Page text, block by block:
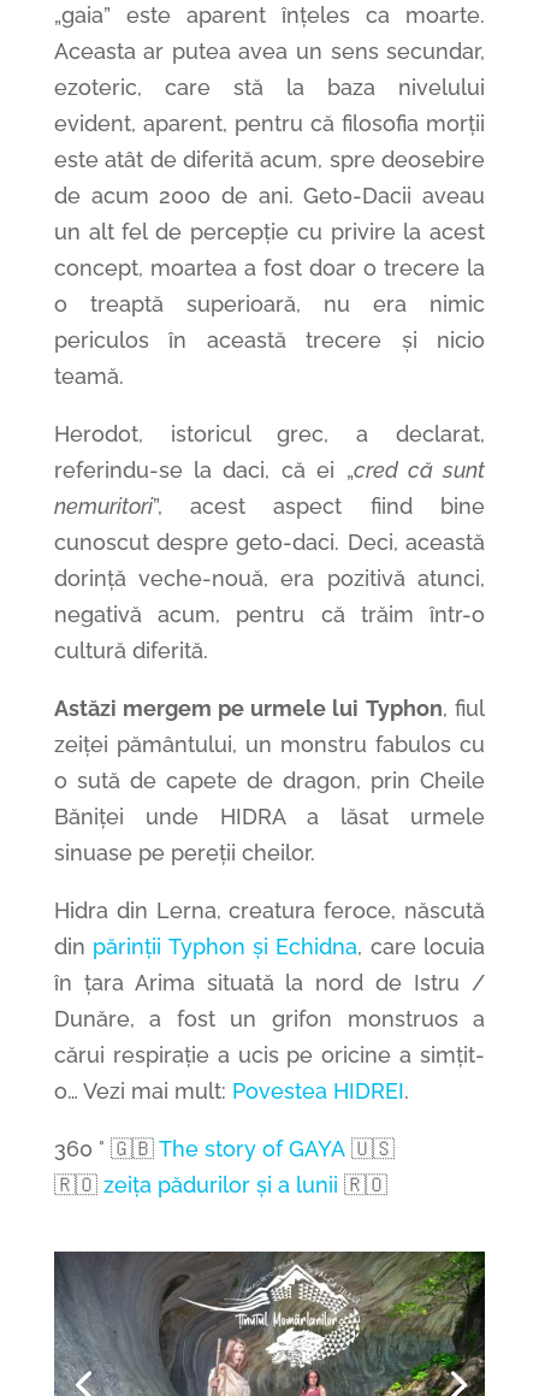
„gaia” este aparent înțeles ca moarte.
Aceasta ar putea avea un sens secundar,
ezoteric, care stă la baza nivelului
evident, aparent, pentru că filosofia morții
este atât de diferită acum, spre deosebire
de acum 2000 de ani. Geto-Dacii aveau
un alt fel de percepție cu privire la acest
concept, moartea a fost doar o trecere la
o treaptă superioară, nu era nimic
periculos în această trecere și nicio
teamă.
Herodot, istoricul grec, a declarat,
referindu-se la daci, că ei „cred că sunt
nemuritori”, acest aspect fiind bine
cunoscut despre geto-daci. Deci, această
dorință veche-nouă, era pozitivă atunci,
negativă acum, pentru că trăim într-o
cultură diferită.
Astăzi mergem pe urmele lui Typhon, fiul
zeiței pământului, un monstru fabulos cu
o sută de capete de dragon, prinCheile
Băniței unde HIDRAa lăsat urmele
sinuase pe pereții cheilor.
Hidra din Lerna, creatura feroce, născută
din părinții Typhon și Echidna, care locuia
în țara Arima situată la nord de Istru /
Dunăre, a fost un grifon monstruos a
cărui respirație a ucis pe oricine a simțit-
o… Vezi mai mult: Povestea HIDREI.
360 ° 🇬🇧The story of GAYA 🇺🇸
🇷🇴 zeița pădurilor și a lunii 🇷🇴